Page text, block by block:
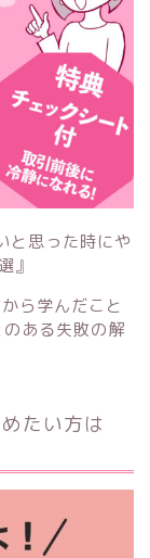
と思った時にや
』
ら学んだこと
ある失敗の解
たい方は